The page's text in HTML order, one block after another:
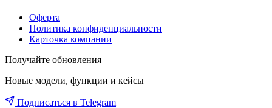
Оферта
Политика конфиденциальности
Карточка компании
Получайте обновления
Новые модели, функции и кейсы
Подписаться в Telegram